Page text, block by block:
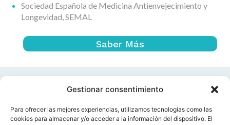
Gestionar consentimiento
Para ofrecer las mejores experiencias, utilizamos tecnologías como las
cookies para almacenar y/o acceder a la información del dispositivo. El
Sociedad Española de Medicina Antienvejecimiento y
Longevidad, SEMAL
Saber Más